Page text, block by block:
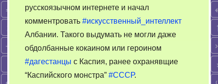
албанский
ИИ
русскоязычном интернете и начал
комментровать #искусcтвенный_интеллект
Албании. Такого выдумать не могли даже
обдолбанные кокаином или героином
#дагестанцы с Каспия, ранее охранявщие
“Каспийского монстра” #СССР.